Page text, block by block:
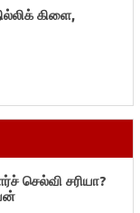
கிளை,
செல்வி சரியா?